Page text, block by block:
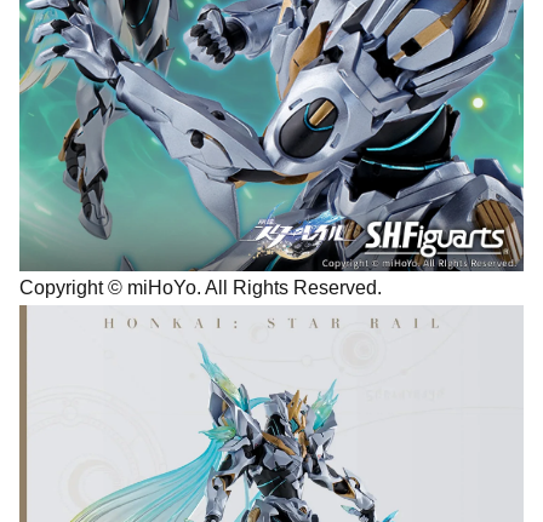
Copyright © miHoYo. All Rights Reserved.